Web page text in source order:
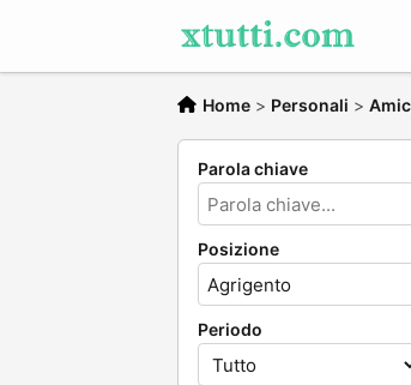
Home > Personali >
Parola chiave
Posizione
Periodo